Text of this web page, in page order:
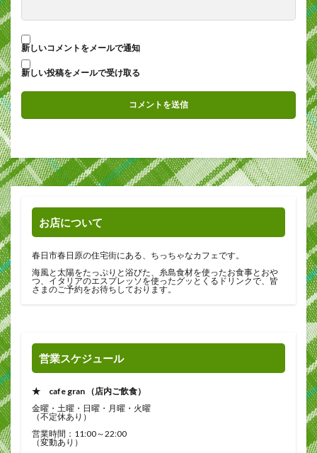
新しいコメントをメールで通知
新しい投稿をメールで受け取る
お店について
春日市春日原の住宅街にある、ちっちゃなカフェです。
海風と太陽をたっぷりと浴びた、糸島食材を使ったお食事とおや
つ、イタリアのエスプレッソを使ったグッとくるドリンクで、皆
さまのご予約をお待ちしております。
営業スケジュール
★ cafe gran （店内ご飲食）
金曜・土曜・日曜・月曜・火曜
（不定休あり）
営業時間：11:00～22:00
（変動あり）